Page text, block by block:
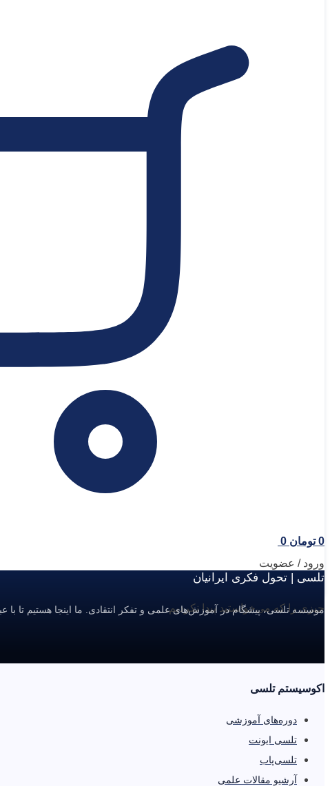
0 تومان 0
ورود / عضویت
چیزی را که می‌خواستید پیدا نکردیم.
تلسی | تحول فکری ایرانیان
موسسه تلسی، پیشگام در آموزش‌های علمی و تفکر انتقادی. ما اینجا هستیم تا
اکوسیستم تلسی
دوره‌های آموزشی
تلسی ایونت
تلسی‌پاب
آرشیو مقالات علمی